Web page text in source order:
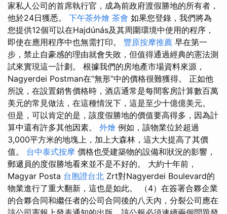
家私人公司的首席執行官，成為前政府渡假勝地的所有者，
他於24日獲悉。 下午茶外燴 茶會 如果您登錄，我們將為
您提供12個可以在Hajdúnás及其周圍環境中使用的程序，
即使在應用程序中也無需打印。 豐原按摩推薦 早在第一
步，禁止自豪感的理由就會失敗，但值得通過經典的憲法測
試來實現這一計劃。 根據我們的房地產市場資料來源，
Nagyerdei Postman在“無形”中的價格很難獲得。 正如他
所說，在設置銷售價格時，酒店通常是每間客房計算數百萬
美元的常見做法，在這種情況下，這是至少十億億美元。
但是，可以肯定的是，該度假勝地的價值要高得多，因為計
算中還有許多其他因素。 外燴 例如，該物業位於超過
3,000平方米的地塊上，加上大森林，這大大提高了其價
值。 台中泰式按摩 價格也受建築物的設備和狀況的影響，
郵遞員的度假勝地看來並不是不好的。 大約十年前，
Magyar Posta 台胞證台北 Zrt對Nagyerdei Boulevard的
物業進行了重大翻新，這也是如此。 （4）在簽署合夥企業
的合夥合同和繼任者的公司合同後的八天內，分裂公司應在